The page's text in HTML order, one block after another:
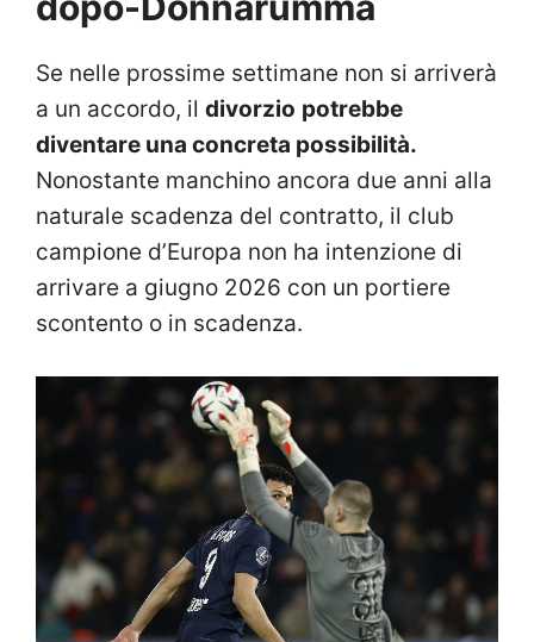
Se nelle prossime settimane non si arriverà
a un accordo, il divorzio potrebbe
diventare una concreta possibilità.
Nonostante manchino ancora due anni alla
naturale scadenza del contratto, il club
campione d’Europa non ha intenzione di
arrivare a giugno 2026 con un portiere
scontento o in scadenza.